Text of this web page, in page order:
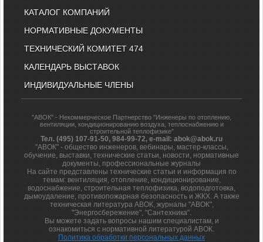
КАТАЛОГ КОМПАНИЙ
НОРМАТИВНЫЕ ДОКУМЕНТЫ
ТЕХНИЧЕСКИЙ КОМИТЕТ 474
КАЛЕНДАРЬ ВЫСТАВОК
ИНДИВИДУАЛЬНЫЕ ЧЛЕНЫ
"АВОК" - Некоммерческое Партнерство "Инженеры по отоплению,
вентиляции, кондиционированию воздуха, теплоснабжению и
строительной теплофизике"
Тел. (495) 107-91-50, 984-99-72, e-mail: abok@abok.ru
"АВОК" - общество инженеров, вебинары, мастер-классы,
обучение, выставки, технические статьи, новости, нормативные
документы, профессиональные журналы
На сайте представлены технические статьи и информация по
темам: вентиляция, отопление, кондиционирование,
водоснабжение, строительная теплофизика, водоподготовка,
дымоудаление, противопожарная безопасность и ЖКХ. А также
техническая литература АВОК, журналы "АВОК",
"Энергосбережение", "Сантехника".
Вы можете задать вопросы нашим специалистам, и
ознакомиться с нормативной литературой АВОК.
Политика обработки персональных данных